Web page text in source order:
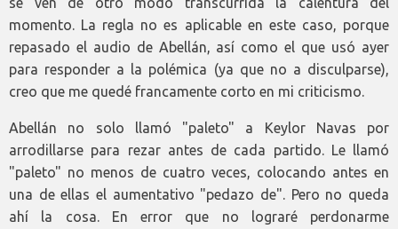
momento. La regla no es aplicable en este caso, porque
repasado el audio de Abellán, así como el que usó ayer
para responder a la polémica (ya que no a disculparse),
creo que me quedé francamente corto en mi criticismo.
Abellán no solo llamó "paleto" a Keylor Navas por
arrodillarse para rezar antes de cada partido. Le llamó
"paleto" no menos de cuatro veces, colocando antes en
una de ellas el aumentativo "pedazo de". Pero no queda
ahí la cosa. En error que no lograré perdonarme